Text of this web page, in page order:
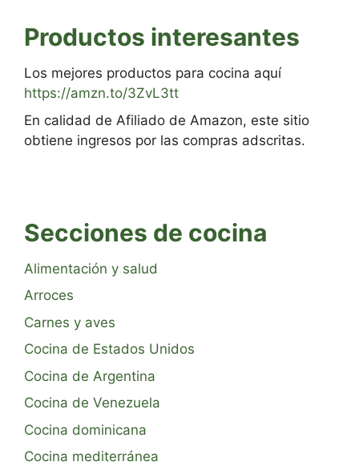
Productos interesantes
Los mejores productos para cocina aquí
https://amzn.to/3ZvL3tt
En calidad de Afiliado de Amazon, este sitio
obtiene ingresos por las compras adscritas.
Secciones de cocina
Alimentación y salud
Arroces
Carnes y aves
Cocina de Estados Unidos
Cocina de Argentina
Cocina de Venezuela
Cocina dominicana
Cocina mediterránea